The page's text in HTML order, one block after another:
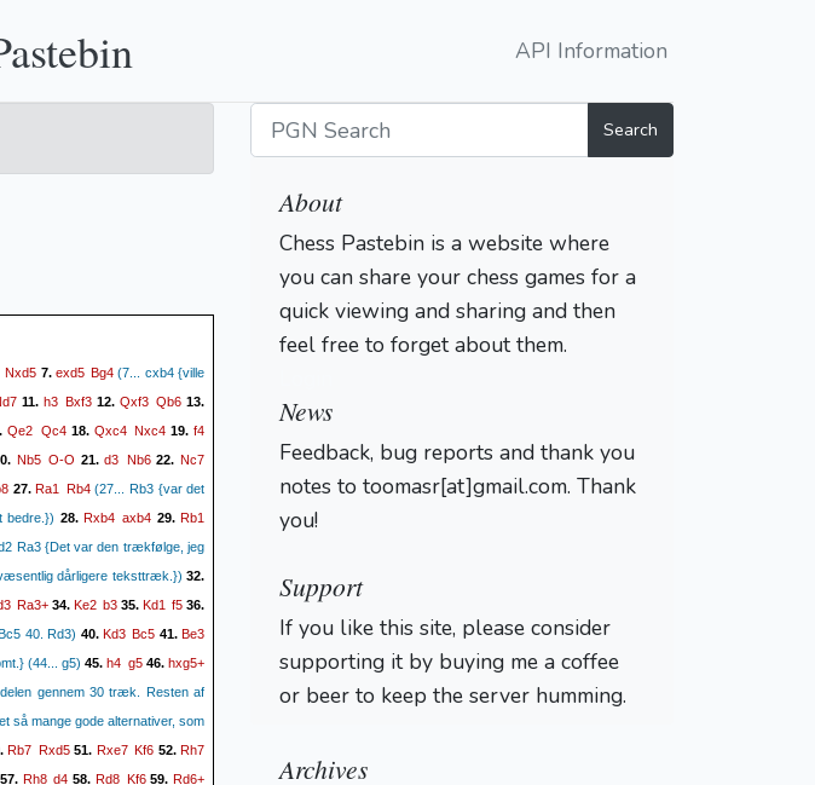
API Information
Nxd5 7. exd5 Bg4 (7... cxb4 {ville
11.h3 Bxf3 12.Qxf3 Qb6 13.
Qe2 Qc418. Qxc4 Nxc419.f4
Nb5 O-O 21.d3 Nb622.Nc7
27.Ra1 Rb4(27... Rb3 {var det
bedre.}) 28. Rxb4 axb4 29.Rb1
Ra3 {Det var den trækfølge, jeg
dårligere teksttræk.}) 32.
Ra3+34. Ke2 b335. Kd1 f5 36.
40. Rd3) 40. Kd3 Bc5 41.Be3
(44... g5) 45.h4 g546.hxg5+
gennem 30 træk. Resten af
så mange gode alternativer, som
Rb7 Rxd551. Rxe7 Kf6 52.Rh7
57. Rh8 d4 58. Rd8 Kf659. Rd6+
Search
About
Chess Pastebin is a website where
you can share your chess games for a
quick viewing and sharing and then
feel free to forget about them.
News
Feedback, bug reports and thank you
notes to toomasr[at]gmail.com. Thank
you!
Support
If you like this site, please consider
supporting it by buying me a coffee
or beer to keep the server humming.
Archives